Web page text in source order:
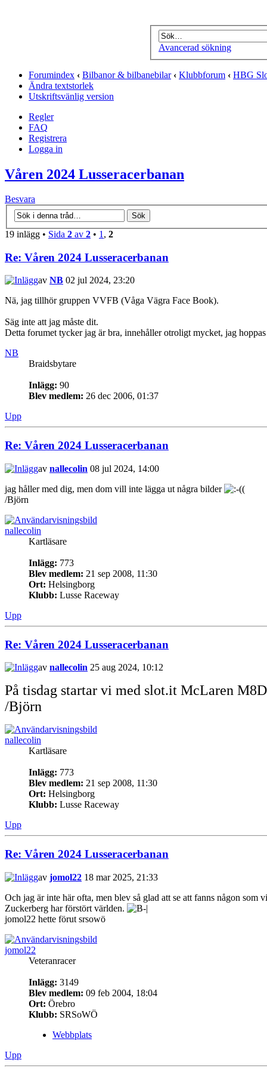
Avancerad sökning
Forumindex ‹ Bilbanor & bilbanebilar ‹ Klubbforum ‹ HBG
Ändra textstorlek
Utskriftsvänlig version
Regler
FAQ
Registrera
Logga in
Våren 2024 Lusseracerbanan
Besvara
19 inlägg • Sida 2 av 2 • 1 , 2
Re: Våren 2024 Lusseracerbanan
av NB 02 jul 2024, 23:20
Nä, jag tillhör gruppen VVFB (Våga Vägra Face Book).
Säg inte att jag måste dit.
Detta forumet tycker jag är bra, innehåller otroligt mycket, jag
NB
Braidsbytare
Inlägg: 90
Blev medlem: 26 dec 2006, 01:37
Upp
Re: Våren 2024 Lusseracerbanan
av nallecolin 08 jul 2024, 14:00
jag håller med dig, men dom vill inte lägga ut några bilder
/Björn
nallecolin
Kartläsare
Inlägg: 773
Blev medlem: 21 sep 2008, 11:30
Ort: Helsingborg
Klubb: Lusse Raceway
Upp
Re: Våren 2024 Lusseracerbanan
av nallecolin 25 aug 2024, 10:12
På tisdag startar vi med slot.it McLaren
/Björn
nallecolin
Kartläsare
Inlägg: 773
Blev medlem: 21 sep 2008, 11:30
Ort: Helsingborg
Klubb: Lusse Raceway
Upp
Re: Våren 2024 Lusseracerbanan
av jomol22 18 mar 2025, 21:33
Och jag är inte här ofta, men blev så glad att se att fanns någon som
Zuckerberg har förstört världen.
jomol22 hette förut srsowö
jomol22
Veteranracer
Inlägg: 3149
Blev medlem: 09 feb 2004, 18:04
Ort: Örebro
Klubb: SRSoWÖ
Webbplats
Upp